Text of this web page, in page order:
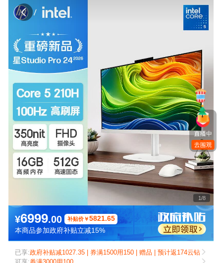
1/8
¥6999.00 补贴价￥5821.65
本商品参加政府补贴立减15%
已享:政府补贴减1027.35 | 券满1500用150 | 赠品 | 预计返174云钻